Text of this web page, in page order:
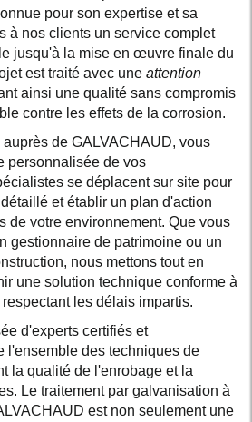
pour son expertise et sa
à nos clients un service complet
jusqu'à la mise en œuvre finale du
est traité avec une attention
ainsi une qualité sans compromis
contre les effets de la corrosion.
de GALVACHAUD, vous
personnalisée de vos
se déplacent sur site pour
et établir un plan d'action
de votre environnement. Que vous
gestionnaire de patrimoine ou un
nous mettons tout en
une solution technique conforme à
les délais impartis.
d'experts certifiés et
l'ensemble des techniques de
la qualité de l'enrobage et la
Le traitement par galvanisation à
est non seulement une